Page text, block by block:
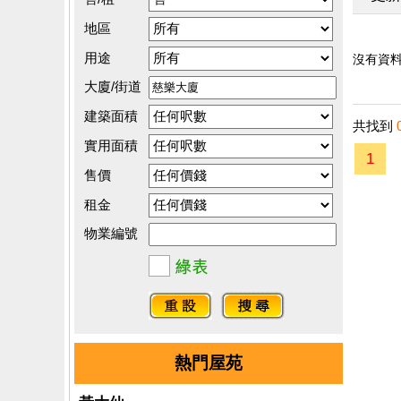
地區
用途
大廈/街道
建築面積
實用面積
售價
租金
物業編號
熱門屋苑
沒有資料
共找到
1